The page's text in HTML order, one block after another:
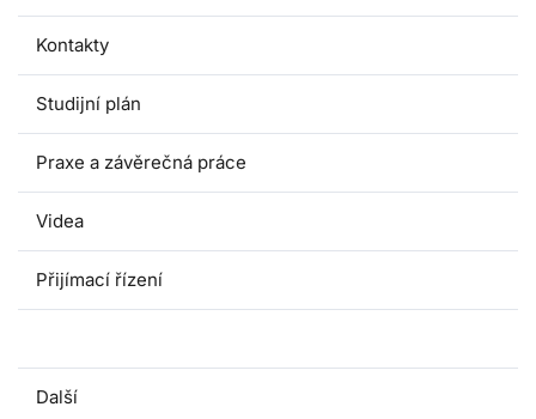
Kontakty
Studijní plán
Praxe a závěrečná práce
Videa
Přijímací řízení
Další